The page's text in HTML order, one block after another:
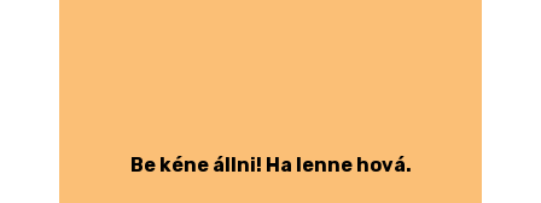
Be kéne állni! Ha lenne hová.